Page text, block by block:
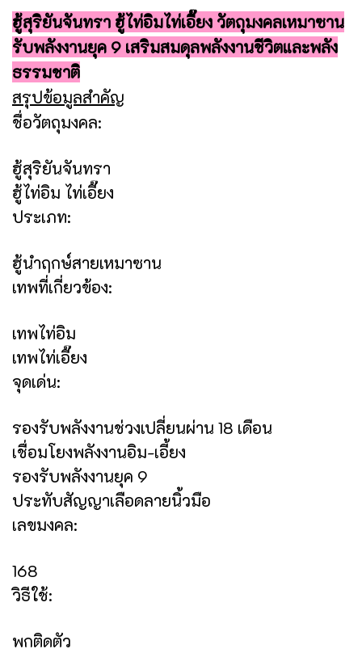
ฮู้สุริยันจันทรา ฮู้ไท่อิมไท่เอี๊ยง วัตถุมงคลเหมาซาน
รับพลังงานยุค 9 เสริมสมดุลพลังงานชีวิตและพลัง
ธรรมชาติ
สรุปข้อมูลสำคัญ
ชื่อวัตถุมงคล:
ฮู้สุริยันจันทรา
ฮู้ไท่อิม ไท่เอี๊ยง
ประเภท:
ฮู้นำฤกษ์สายเหมาซาน
เทพที่เกี่ยวข้อง:
เทพไท่อิม
เทพไท่เอี๊ยง
จุดเด่น:
รองรับพลังงานช่วงเปลี่ยนผ่าน 18 เดือน
เชื่อมโยงพลังงานอิม-เอี้ยง
รองรับพลังงานยุค 9
ประทับสัญญาเลือดลายนิ้วมือ
เลขมงคล:
168
วิธีใช้:
พกติดตัว